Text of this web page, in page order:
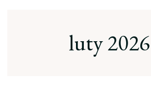
luty 2026